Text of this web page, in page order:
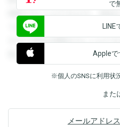
閲覧することができます。登録
できます。登録すると回答を閲
すると回答を閲覧することがで
覧することができます。
で
Appleで
※個人のSNSに利用状
また
メールアドレ